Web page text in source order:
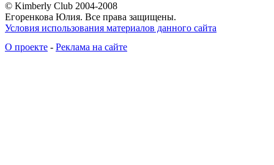
© Kimberly Club 2004-2008
Егоренкова Юлия. Все права защищены.
Условия использования материалов данного сайта
О проекте - Реклама на сайте